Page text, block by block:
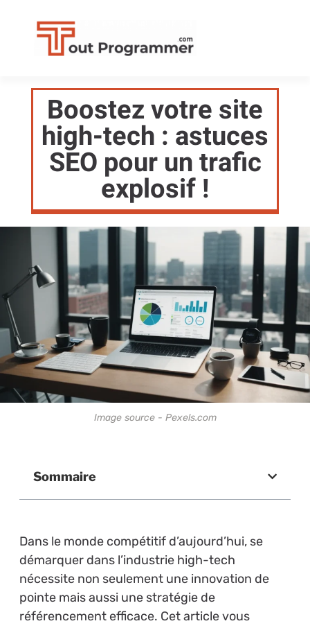
Boostez votre site
high-tech : astuces
SEO pour un trafic
explosif !
Image source - Pexels.com
Sommaire
Dans le monde compétitif d’aujourd’hui, se
démarquer dans l’industrie high-tech
nécessite non seulement une innovation de
pointe mais aussi une stratégie de
référencement efficace. Cet article vous